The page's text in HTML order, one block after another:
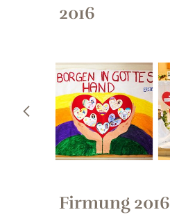
2016
Firmung 2016